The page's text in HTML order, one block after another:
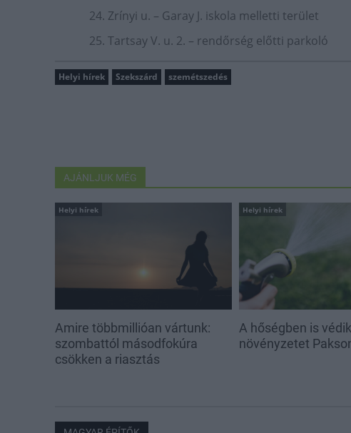
24. Zrínyi u. – Garay J. iskola melletti terület
25. Tartsay V. u. 2. – rendőrség előtti parkoló
Helyi hírek Szekszárd szemétszedés
AJÁNLJUK MÉG
Helyi hírek
Amire többmillióan vártunk:
szombattól másodfokúra
csökken a riasztás
Helyi hírek
A hőségben is
növényzetet